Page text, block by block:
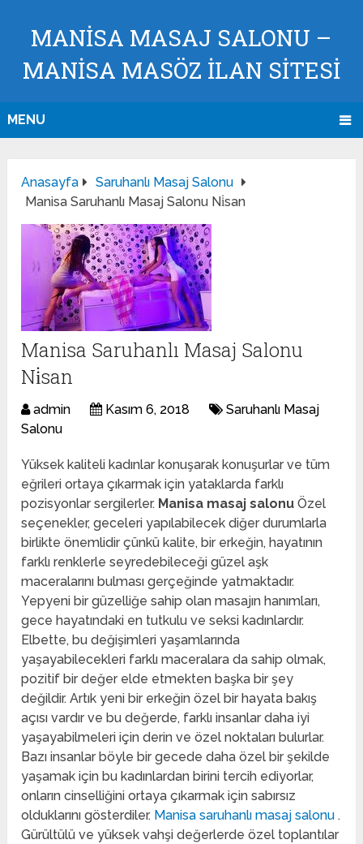
MANISA MASAJ SALONU –
MANISA MASÖZ İLAN SİTESİ
MENU
Anasayfa
Saruhanlı Masaj Salonu
Manisa Saruhanlı Masaj Salonu Ni̇san
Manisa Saruhanlı Masaj Salonu
Ni̇san
admin Kasım 6, 2018
Saruhanlı Masaj
Salonu
Yüksek kaliteli kadınlar konuşarak konuşurlar ve tüm
eğrileri ortaya çıkarmak için yataklarda farklı
pozisyonlar sergilerler. Manisa masaj salonu Özel
seçenekler, geceleri yapılabilecek diğer durumlarla
birlikte önemlidir çünkü kalite, bir erkeğin, hayatının
farklı renklerle seyredebileceği güzel aşk
maceralarını bulması gerçeğinde yatmaktadır.
Yepyeni bir güzelliğe sahip olan masajın hanımları,
gece hayatındaki en tutkulu ve seksi kadınlardır.
Elbette, bu değişimleri yaşamlarında
yaşayabilecekleri farklı maceralara da sahip olmak,
pozitif bir değer elde etmekten başka bir şey
değildir. Artık yeni bir erkeğin özel bir hayata bakış
açısı vardır ve bu değerde, farklı insanlar daha iyi
yaşayabilmeleri için derin ve özel noktaları bulurlar.
Bazı insanlar böyle bir gecede daha özel bir şekilde
yaşamak için bu kadınlardan birini tercih ediyorlar,
onların cinselliğini ortaya çıkarmak için sabırsız
olduklarını gösterdiler. Manisa saruhanlı masaj salonu.
Gürültülü ve yüksek vahşi değerlerde özel toplantılar